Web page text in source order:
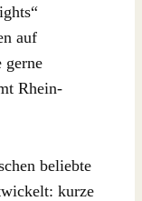
auf
gerne
Rhein-
beliebte
kurze